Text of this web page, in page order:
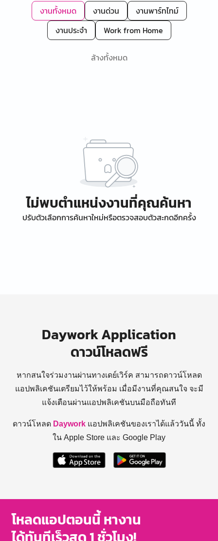
งานทั้งหมด งานด่วน
งานพาร์ทไทม์
งานประจำ
Work from Home
ล้างทั้งหมด
ไม่พบตำแหน่งงานที่คุณค้นหา
ปรับตัวเลือกการค้นหาใหม่หรือตรวจสอบตัวสะกดอีกครั้ง
Daywork Application
ดาวน์โหลดฟรี
หากสนใจร่วมงานผ่านทางเดย์เวิร์ค สามารถดาวน์โหลด
แอปพลิเคชันเตรียมไว้ให้พร้อม เมื่อมีงานที่คุณสนใจ จะมี
แจ้งเตือนผ่านแอปพลิเคชันบนมือถือทันที
ดาวน์โหลด Daywork แอปพลิเคชันของเราได้แล้ววันนี้ ทั้ง
ใน Apple Store และ Google Play
โหลดแอปตอนนี้ หางาน